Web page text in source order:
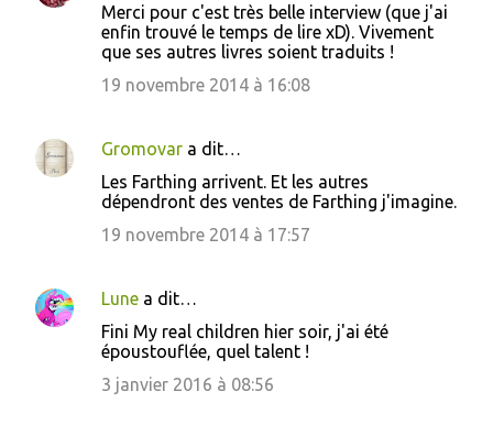
Merci pour c'est très belle interview (que j'ai
enfin trouvé le temps de lire xD). Vivement
que ses autres livres soient traduits !
19 novembre 2014 à 16:08
Gromovar a dit…
Les Farthing arrivent. Et les autres
dépendront des ventes de Farthing j'imagine.
19 novembre 2014 à 17:57
Lune a dit…
Fini My real children hier soir, j'ai été
époustouflée, quel talent !
3 janvier 2016 à 08:56